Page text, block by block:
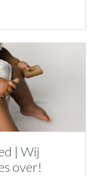
| Wij
over!